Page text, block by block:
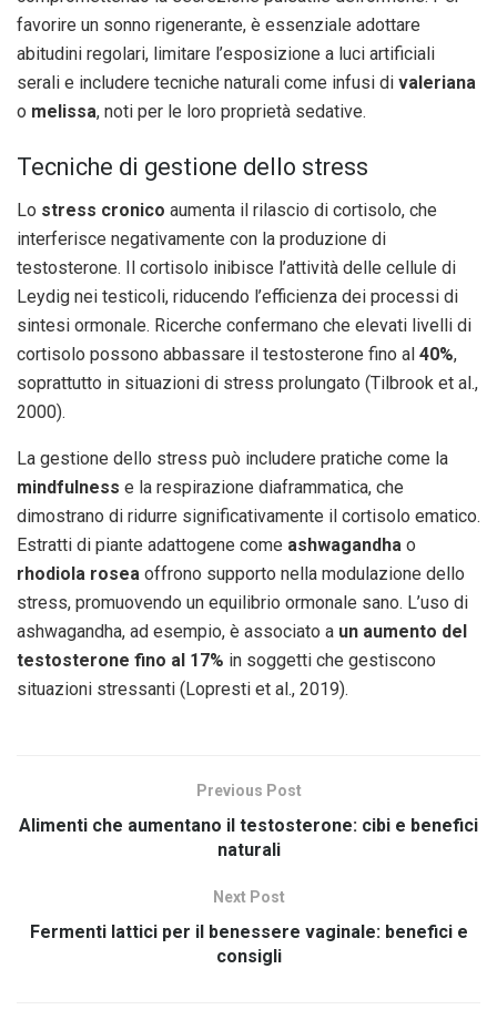
favorire un sonno rigenerante, è essenziale adottare
abitudini regolari, limitare l’esposizione a luci artificiali
serali e includere tecniche naturali come infusi di valeriana
o melissa, noti per le loro proprietà sedative.
Tecniche di gestione dello stress
Lo stress cronico aumenta il rilascio di cortisolo, che
interferisce negativamente con la produzione di
testosterone. Il cortisolo inibisce l’attività delle cellule di
Leydig nei testicoli, riducendo l’efficienza dei processi di
sintesi ormonale. Ricerche confermano che elevati livelli di
cortisolo possono abbassare il testosterone fino al 40%,
soprattutto in situazioni di stress prolungato (Tilbrook et al.,
2000).
La gestione dello stress può includere pratiche come la
mindfulness e la respirazione diaframmatica, che
dimostrano di ridurre significativamente il cortisolo ematico.
Estratti di piante adattogene come ashwagandha o
rhodiola rosea offrono supporto nella modulazione dello
stress, promuovendo un equilibrio ormonale sano. L’uso di
ashwagandha, ad esempio, è associato a un aumento del
testosterone fino al 17% in soggetti che gestiscono
situazioni stressanti (Lopresti et al., 2019).
Previous Post
Alimenti che aumentano il testosterone: cibi e benefici
naturali
Next Post
Fermenti lattici per il benessere vaginale: benefici e
consigli